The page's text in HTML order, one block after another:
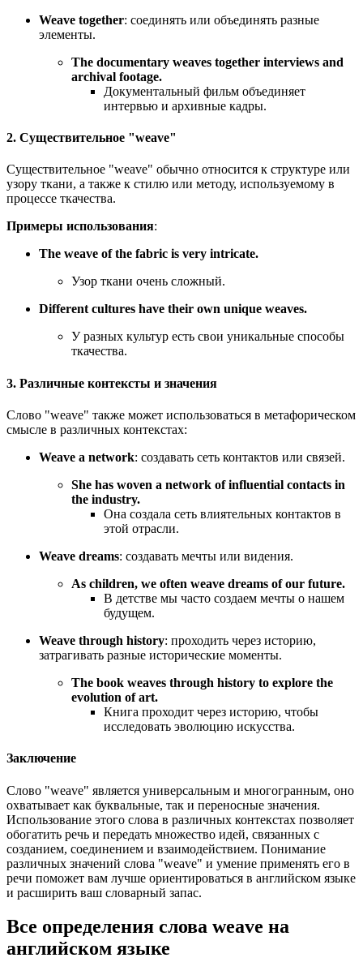
Weave together: соединять или объединять разные
элементы.
The documentary weaves together interviews and
archival footage.
Документальный фильм объединяет
интервью и архивные кадры.
2. Существительное "weave"
Существительное "weave" обычно относится к структуре или
узору ткани, а также к стилю или методу, используемому в
процессе ткачества.
Примеры использования:
The weave of the fabric is very intricate.
Узор ткани очень сложный.
Different cultures have their own unique weaves.
У разных культур есть свои уникальные способы
ткачества.
3. Различные контексты и значения
Слово "weave" также может использоваться в метафорическом
смысле в различных контекстах:
Weave a network: создавать сеть контактов или связей.
She has woven a network of influential contacts in
the industry.
Она создала сеть влиятельных контактов в
этой отрасли.
Weave dreams: создавать мечты или видения.
As children, we often weave dreams of our future.
В детстве мы часто создаем мечты о нашем
будущем.
Weave through history: проходить через историю,
затрагивать разные исторические моменты.
The book weaves through history to explore the
evolution of art.
Книга проходит через историю, чтобы
исследовать эволюцию искусства.
Заключение
Слово "weave" является универсальным и многогранным, оно
охватывает как буквальные, так и переносные значения.
Использование этого слова в различных контекстах позволяет
обогатить речь и передать множество идей, связанных с
созданием, соединением и взаимодействием. Понимание
различных значений слова "weave" и умение применять его в
речи поможет вам лучше ориентироваться в английском языке
и расширить ваш словарный запас.
Все определения слова weave на
английском языке